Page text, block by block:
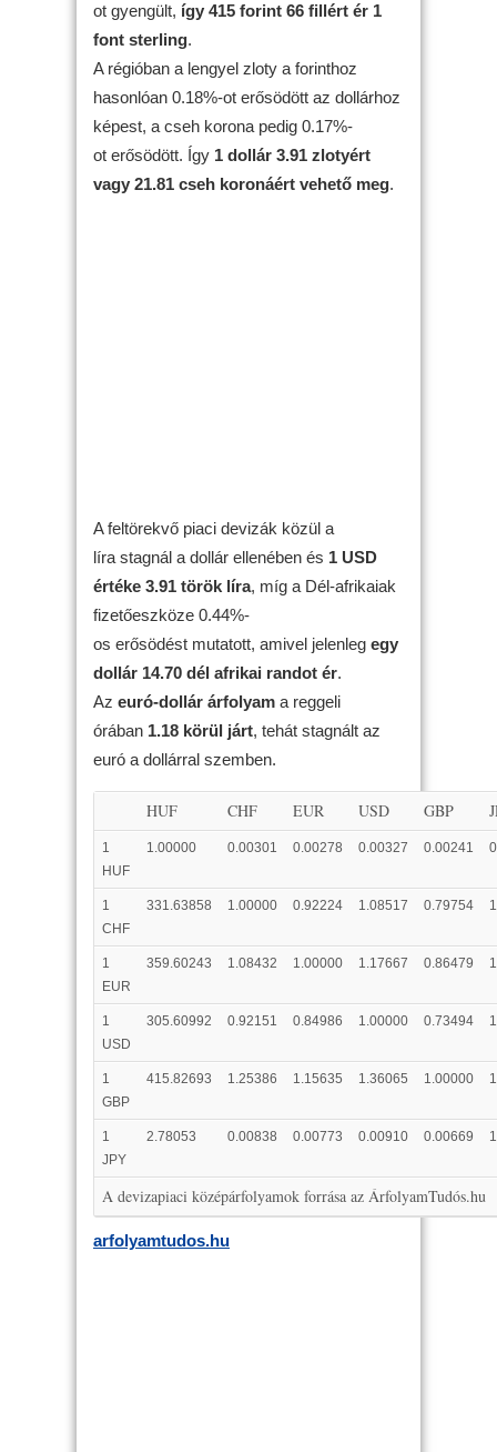
ot gyengült, így 415 forint 66 fillért ér 1
font sterling.
A régióban a lengyel zloty a forinthoz
hasonlóan 0.18%-ot erősödött az dollárhoz
képest, a cseh korona pedig 0.17%-
ot erősödött. Így 1 dollár 3.91 zlotyért
vagy 21.81 cseh koronáért vehető meg.
A feltörekvő piaci devizák közül a
líra stagnál a dollár ellenében és 1 USD
értéke 3.91 török líra, míg a Dél-afrikaiak
fizetőeszköze 0.44%-
os erősödést mutatott, amivel jelenleg egy
dollár 14.70 dél afrikai randot ér.
Az euró-dollár árfolyam a reggeli
órában 1.18 körül járt, tehát stagnált az
euró a dollárral szemben.
HUF CHF EUR USD GBP
1
HUF
1.00000 0.00301 0.00278 0.00327 0.00241
1
CHF
331.63858 1.00000 0.92224 1.08517 0.79754
1
EUR
359.60243 1.08432 1.00000 1.17667 0.86479
1
USD
305.60992 0.92151 0.84986 1.00000 0.73494
1
GBP
415.82693 1.25386 1.15635 1.36065 1.00000
1
JPY
2.78053 0.00838 0.00773 0.00910 0.00669
A devizapiaci középárfolyamok forrása az ÁrfolyamTudós.hu
arfolyamtudos.hu